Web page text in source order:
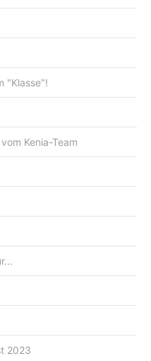
"Klasse"!
Kenia-Team
2023